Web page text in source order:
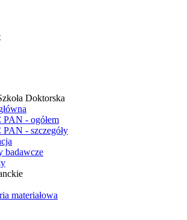
Doktorska
- ogółem
- szczegóły
badawcze
materiałowa